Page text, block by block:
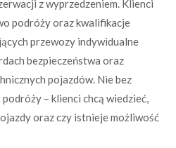
z wyprzedzeniem. Klienci
podróży oraz kwalifikacje
przewozy indywidualne
bezpieczeństwa oraz
pojazdów. Nie bez
– klienci chcą wiedzieć,
oraz czy istnieje możliwość